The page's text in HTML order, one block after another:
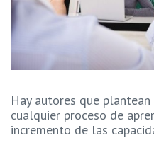
Hay autores que
cualquier proceso de
incremento de las